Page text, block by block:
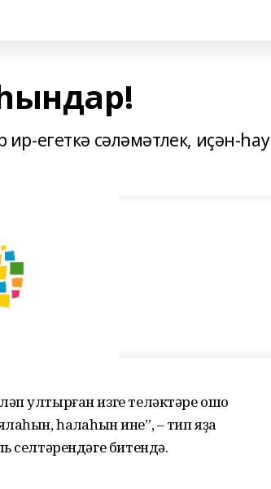
егеткә сәләмәтлек, иҫән-һау
ултырған изге теләктәре ошо
һаҡлаһын ине”, – тип яҙа
селтәрендәге битендә.